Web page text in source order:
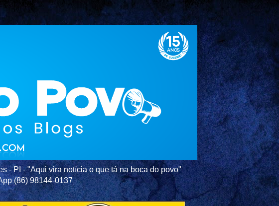
- PI - "Aqui vira notícia o que tá na boca do povo"
(86) 98144-0137